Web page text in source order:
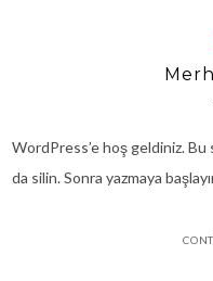
WordPress’e hoş geldiniz. Bu
da silin. Sonra yazmaya